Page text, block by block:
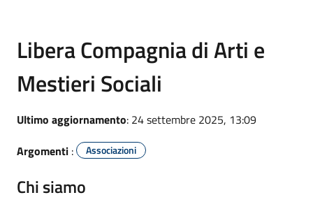
Libera Compagnia di Arti e
Mestieri Sociali
Ultimo aggiornamento: 24 settembre 2025, 13:09
Argomenti : Associazioni
Chi siamo